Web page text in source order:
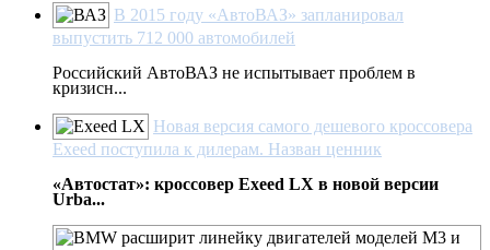
В 2015 году «АвтоВАЗ» запланировал
выпустить 712 000 автомобилей
Российский АвтоВАЗ не испытывает проблем в
кризисн...
Новая версия самого дешевого кроссовера
Exeed поступила к дилерам. Назван ценник
«Автостат»: кроссовер Exeed LX в новой версии
Urba...